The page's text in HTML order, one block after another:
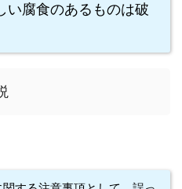
い腐食のあるものは破